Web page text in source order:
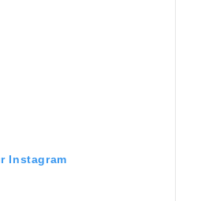
Instagram